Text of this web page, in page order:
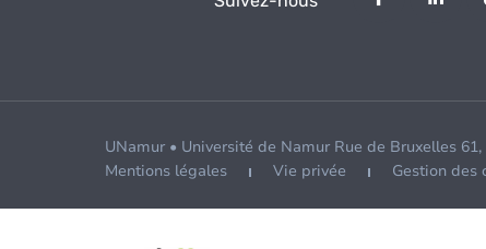
UNamur • Université de Namur Rue de Bruxelles
Mentions légales
Vie privée Gestion des